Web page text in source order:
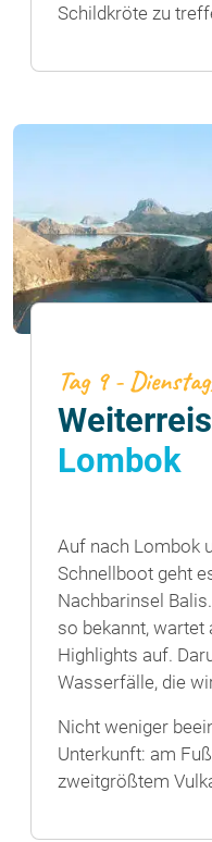
Schildkröte zu
Tag 9 -
Lombok
Auf nach Lombok
Schnellboot geht
Nachbarinsel
so bekannt, wartet
Highlights auf.
Wasserfälle, die
Nicht weniger
Unterkunft: am
zweitgrößtem